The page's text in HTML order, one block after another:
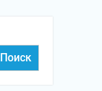
Поиск